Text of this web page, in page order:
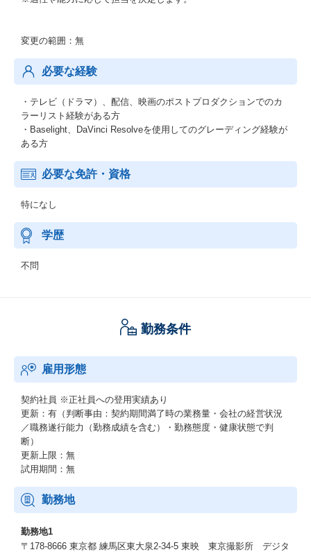
変更の範囲：無
必要な経験
・テレビ（ドラマ）、配信、映画のポストプロダクションでのカ
ラーリスト経験がある方
・Baselight、DaVinci Resolveを使用してのグレーディング経験が
ある方
必要な免許・資格
特になし
学歴
不問
勤務条件
雇用形態
契約社員 ※正社員への登用実績あり
更新：有（判断事由：契約期間満了時の業務量・会社の経営状況
／職務遂行能力（勤務成績を含む）・勤務態度・健康状態で判
断）
更新上限：無
試用期間：無
勤務地
勤務地1
〒178-8666 東京都 練馬区東大泉2-34-5 東映 東京撮影所 デジタ